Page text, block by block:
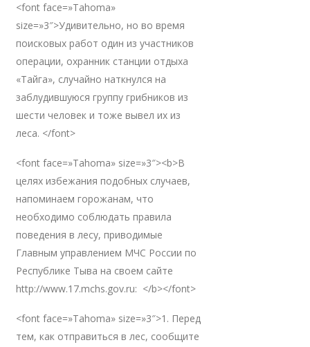
<font face=»Tahoma»
size=»3″>Удивительно, но во время
поисковых работ один из участников
операции, охранник станции отдыха
«Тайга», случайно наткнулся на
заблудившуюся группу грибников из
шести человек и тоже вывел их из
леса. </font>
<font face=»Tahoma» size=»3″><b>В
целях избежания подобных случаев,
напоминаем горожанам, что
необходимо соблюдать правила
поведения в лесу, приводимые
Главным управлением МЧС России по
Республике Тыва на своем сайте
http://www.17.mchs.gov.ru: </b></font>
<font face=»Tahoma» size=»3″>1. Перед
тем, как отправиться в лес, сообщите